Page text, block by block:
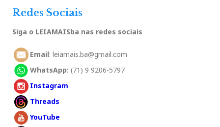
Redes Sociais
Siga o LEIAMAISba nas redes sociais
Email: leiamais.ba@gmail.com
WhatsApp: (71) 9 9206-5797
Instagram
Threads
YouTube